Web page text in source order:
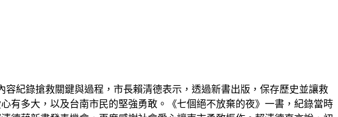
容紀錄搶救關鍵與過程，市長賴清德表示，透過新書出版，保存歷史並讓救
有多大，以及台南市民的堅強勇敢。《七個絕不放棄的夜》一書，紀錄當時